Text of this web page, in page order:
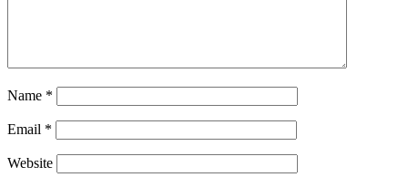
Name *
Email *
Website